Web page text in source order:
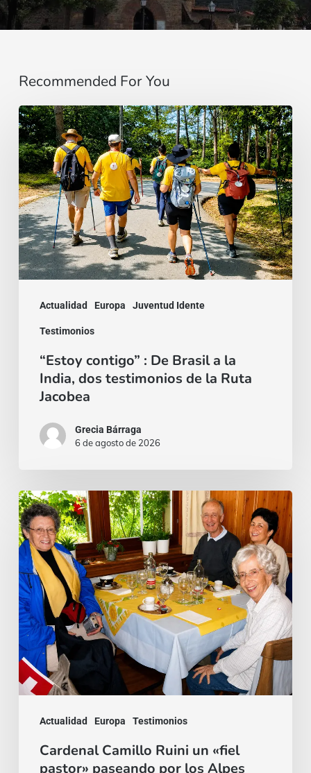
Recommended For You
Actualidad Europa Juventud Idente
Testimonios
“Estoy
contigo”
:
De
Brasil
a
la
India,
Ruta
Jacobea
“Estoy contigo” : De Brasil a la
India, dos testimonios de la Ruta
Jacobea
Grecia Bárraga
6 de agosto de 2026
Actualidad Europa Testimonios
Cardenal
Camillo
Ruini
un
«fiel
pastor»
paseando
por
los
Cardenal Camillo Ruini un «fiel
pastor» paseando por los Alpes